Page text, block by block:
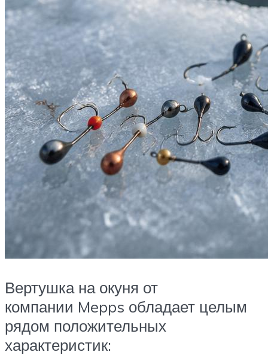
Вертушка на окуня от
компании Mepps обладает целым
рядом положительных
характеристик: